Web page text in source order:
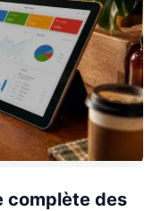
complète des